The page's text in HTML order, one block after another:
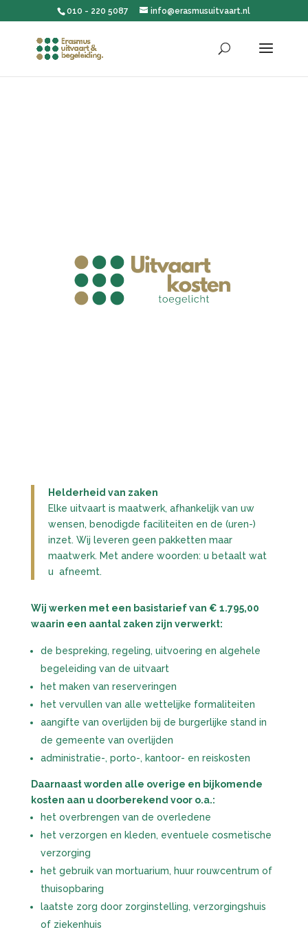
010 - 220 5087 info@erasmusuitvaart.nl
Helderheid van zaken
Elke uitvaart is maatwerk, afhankelijk van uw
wensen, benodigde faciliteiten en de (uren-)
inzet. Wij leveren geen pakketten maar
maatwerk. Met andere woorden: u betaalt wat
u afneemt.
Wij werken met een basistarief van € 1.795,00
waarin een aantal zaken zijn verwerkt:
de bespreking, regeling, uitvoering en algehele
begeleiding van de uitvaart
het maken van reserveringen
het vervullen van alle wettelijke formaliteiten
aangifte van overlijden bij de burgerlijke stand in
de gemeente van overlijden
administratie-, porto-, kantoor- en reiskosten
Daarnaast worden alle overige en bijkomende
kosten aan u doorberekend voor o.a.:
het overbrengen van de overledene
het verzorgen en kleden, eventuele cosmetische
verzorging
het gebruik van mortuarium, huur rouwcentrum of
thuisopbaring
laatste zorg door zorginstelling, verzorgingshuis
of ziekenhuis